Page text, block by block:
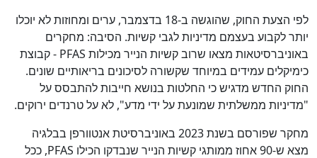
לפי הצעת החוק, שהוגשה ב-18 בדצמבר, ערים ומחוזות לא יוכלו
יותר לקבוע בעצמם מדיניות לגבי קשיות. הסיבה: מחקרים
באוניברסיטאות מצאו שרוב קשיות הנייר מכילות PFAS - קבוצת
כימיקלים עמידים במיוחד שקשורה לסיכונים בריאותיים שונים.
החוק החדש מדגיש כי החלטות בנושא חייבות להתבסס על
"מדיניות ממשלתית שמונעת על ידי מדע", לא על טרנדים ירוקים.
מחקר שפורסם בשנת 2023 באוניברסיטת אנטוורפן בבלגיה
מצא ש-90 אחוז ממותגי קשיות הנייר שנבדקו הכילו PFAS, ככל